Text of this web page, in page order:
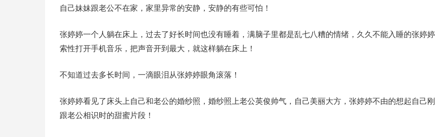
自己妹妹跟老公不在家，家里异常的安静，安静的有些可怕！
张婷婷一个人躺在床上，过去了好长时间也没有睡着，满脑子里都是乱七八糟的情绪，久久不能入睡的张婷婷
索性打开手机音乐，把声音开到最大，就这样躺在床上！
不知道过去多长时间，一滴眼泪从张婷婷眼角滚落！
张婷婷看见了床头上自己和老公的婚纱照，婚纱照上老公英俊帅气，自己美丽大方，张婷婷不由的想起自己刚
跟老公相识时的甜蜜片段！